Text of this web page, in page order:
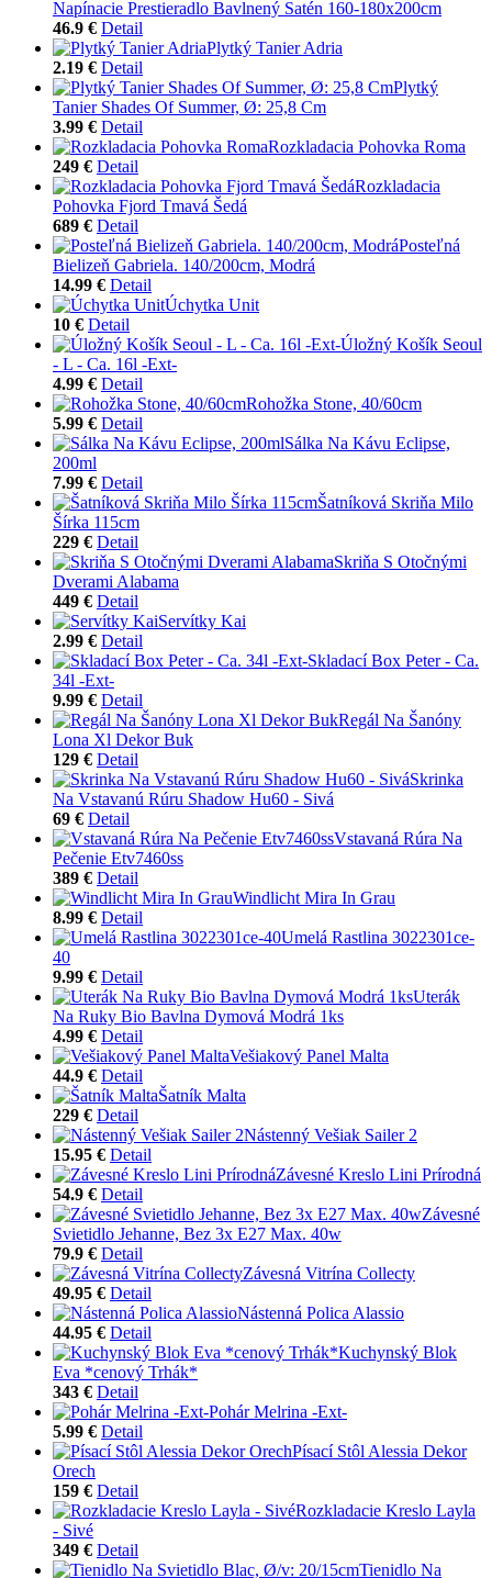
Napínacie Prestieradlo Bavlnený Satén 160-180x200cm
46.9 € Detail
Plytký Tanier Adria
2.19 € Detail
Plytký
Tanier Shades Of Summer, Ø: 25,8 Cm
3.99 € Detail
Rozkladacia Pohovka Roma
249 € Detail
Rozkladacia
Pohovka Fjord Tmavá Šedá
689 € Detail
Posteľná
Bielizeň Gabriela. 140/200cm, Modrá
14.99 € Detail
Úchytka Unit
10 € Detail
Úložný Košík Seoul
- L - Ca. 16l -Ext-
4.99 € Detail
Rohožka Stone, 40/60cm
5.99 € Detail
Sálka Na Kávu Eclipse,
200ml
7.99 € Detail
Šatníková Skriňa Milo
Šírka 115cm
229 € Detail
Skriňa S Otočnými
Dverami Alabama
449 € Detail
Servítky Kai
2.99 € Detail
Skladací Box Peter - Ca.
34l -Ext-
9.99 € Detail
Regál Na Šanóny
Lona Xl Dekor Buk
129 € Detail
Skrinka
Na Vstavanú Rúru Shadow Hu60 - Sivá
69 € Detail
Vstavaná Rúra Na
Pečenie Etv7460ss
389 € Detail
Windlicht Mira In Grau
8.99 € Detail
Umelá Rastlina 3022301ce-
40
9.99 € Detail
Uterák
Na Ruky Bio Bavlna Dymová Modrá 1ks
4.99 € Detail
Vešiakový Panel Malta
44.9 € Detail
Šatník Malta
229 € Detail
Nástenný Vešiak Sailer 2
15.95 € Detail
Závesné Kreslo Lini Prírodná
54.9 € Detail
Závesné
Svietidlo Jehanne, Bez 3x E27 Max. 40w
79.9 € Detail
Závesná Vitrína Collecty
49.95 € Detail
Nástenná Polica Alassio
44.95 € Detail
Kuchynský Blok
Eva *cenový Trhák*
343 € Detail
Pohár Melrina -Ext-
5.99 € Detail
Písací Stôl Alessia Dekor
Orech
159 € Detail
Rozkladacie Kreslo Layla
- Sivé
349 € Detail
Tienidlo Na